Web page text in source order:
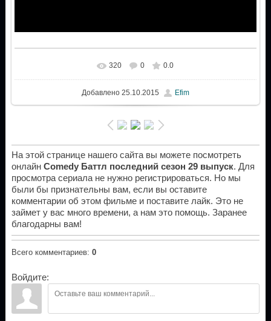
320 0 0.0
Добавлено25.10.2015 Efim
На этой странице нашего сайта вы можете посмотреть
онлайн Comedy Баттл последний сезон 29 выпуск. Для
просмотра сериала не нужно регистрироваться. Но мы
были бы признательны вам, если вы оставите
комментарии об этом фильме и поставите лайк. Это не
займет у вас много времени, а нам это помощь. Заранее
благодарны вам!
Всего комментариев: 0
Войдите: